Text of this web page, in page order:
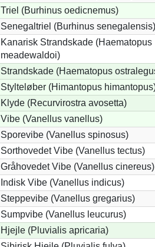
Triel (Burhinus oedicnemus)
Senegaltriel (Burhinus senegalensis)
Kanarisk Strandskade (Haematopus
meadewaldoi)
Strandskade (Haematopus
Stylteløber (Himantopus
Klyde (Recurvirostra avosetta)
Vibe (Vanellus vanellus)
Sporevibe (Vanellus spinosus)
Sorthovedet Vibe (Vanellus tectus)
Gråhovedet Vibe (Vanellus cinereus)
Indisk Vibe (Vanellus indicus)
Steppevibe (Vanellus gregarius)
Sumpvibe (Vanellus leucurus)
Hjejle (Pluvialis apricaria)